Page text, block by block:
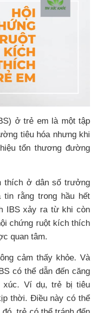
ở trẻ em là một tập
tiêu hóa nhưng khi
tổn thương đường
thích ở dân số trưởng
rằng trong hầu hết
IBS xảy ra từ khi còn
chứng ruột kích thích
quan tâm.
cảm thấy khỏe. Và
có thể dẫn đến căng
xúc. Ví dụ, trẻ bị tiêu
thời. Điều này có thể